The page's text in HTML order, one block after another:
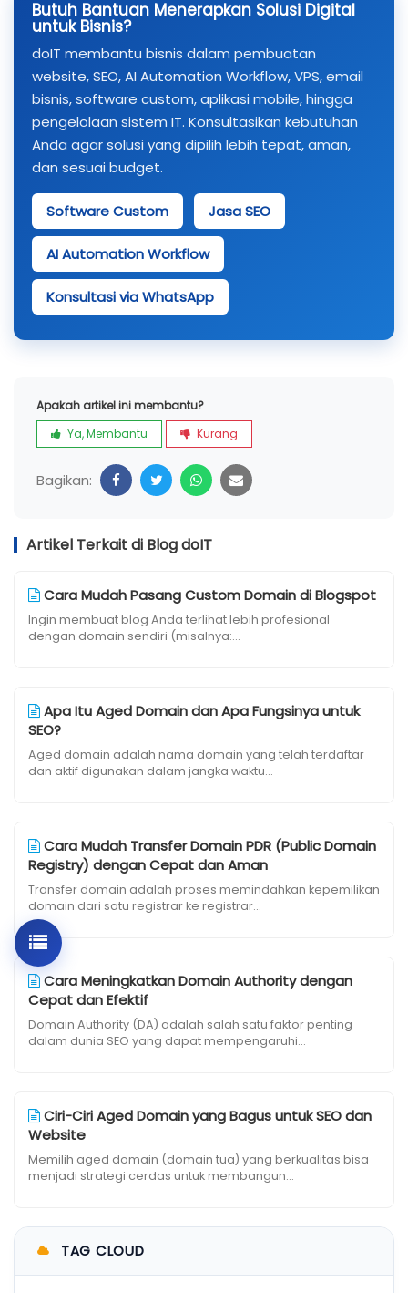
Butuh Bantuan Menerapkan Solusi Digital
untuk Bisnis?
doIT membantu bisnis dalam pembuatan
website, SEO, AI Automation Workflow, VPS, email
bisnis, software custom, aplikasi mobile, hingga
pengelolaan sistem IT. Konsultasikan kebutuhan
Anda agar solusi yang dipilih lebih tepat, aman,
dan sesuai budget.
Software Custom Jasa SEO
AI Automation Workflow
Konsultasi via WhatsApp
Apakah artikel ini membantu?
Ya, Membantu
Kurang
Bagikan:
Artikel Terkait di Blog doIT
Cara Mudah Pasang Custom Domain di Blogspot
Ingin membuat blog Anda terlihat lebih profesional
dengan domain sendiri (misalnya:...
Apa Itu Aged Domain dan Apa Fungsinya untuk
SEO?
Aged domain adalah nama domain yang telah terdaftar
dan aktif digunakan dalam jangka waktu...
Cara Mudah Transfer Domain PDR (Public Domain
Registry) dengan Cepat dan Aman
Transfer domain adalah proses memindahkan kepemilikan
domain dari satu registrar ke registrar...
Cara Meningkatkan Domain Authority dengan
Cepat dan Efektif
Domain Authority (DA) adalah salah satu faktor penting
dalam dunia SEO yang dapat mempengaruhi...
Ciri-Ciri Aged Domain yang Bagus untuk SEO dan
Website
Memilih aged domain (domain tua) yang berkualitas bisa
menjadi strategi cerdas untuk membangun...
TAG CLOUD